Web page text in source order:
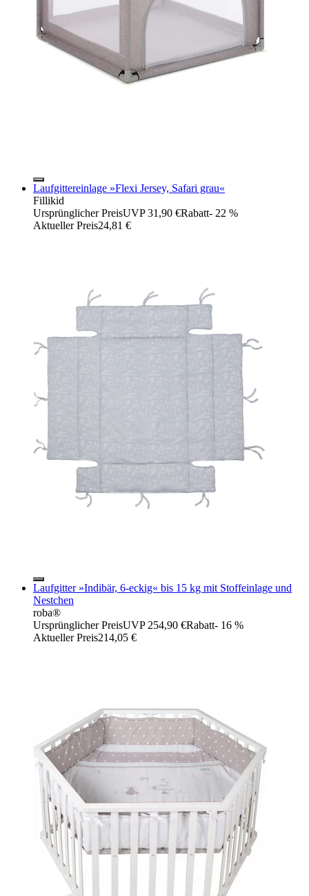
Laufgittereinlage »Flexi Jersey, Safari grau«
Fillikid
Ursprünglicher PreisUVP 31,90 €Rabatt- 22 %
Aktueller Preis24,81 €
Laufgitter »Indibär, 6-eckig« bis 15 kg mit Stoffeinlage und
Nestchen
roba®
Ursprünglicher PreisUVP 254,90 €Rabatt- 16 %
Aktueller Preis214,05 €